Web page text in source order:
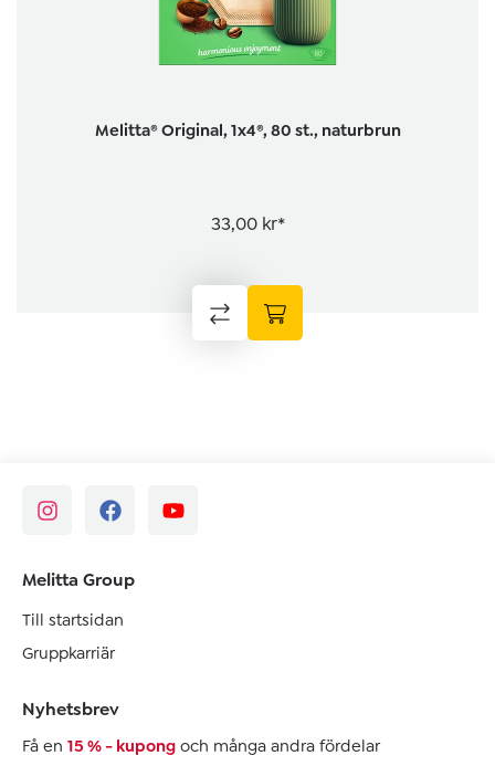
Melitta® Original, 1x4®, 80 st., naturbrun
33,00 kr*
Melitta Group
Till startsidan
Gruppkarriär
Nyhetsbrev
Få en 15 % - kupong och många andra fördelar